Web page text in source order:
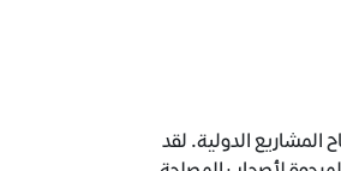
الدولية. لقد